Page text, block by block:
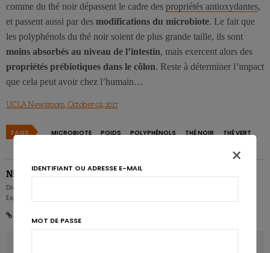
comme du thé noir dépassent le cadre des propriétés antioxydantes,
et passent aussi par des modifications du microbiote. Le fait que
les polyphénols du thé noir soient de plus grande taille, ils sont
moins absorbés au niveau de l’intestin, mais exercent alors des
propriétés prébiotiques dans le côlon. Reste à déterminer l’impact
que cela peut avoir chez l’humain…
UCLA Newsroom, October 02, 2017
TAGS MICROBIOTE POIDS POLYPHÉNOLS THÉ NOIR THÉ VERT
Nicolas Guggenbühl
Diététicien nutritionniste - Rédacteur en chef - Partner & Senior Nutrition
Expert - Karott'
×
IDENTIFIANT OU ADRESSE E-MAIL
MOT DE PASSE